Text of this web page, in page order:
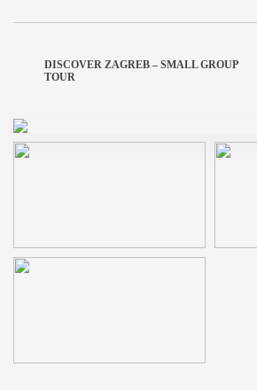
DISCOVER ZAGREB – SMALL GROUP
TOUR